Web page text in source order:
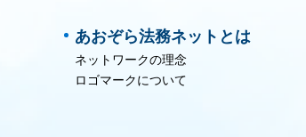
あおぞら法務ネットとは
ネットワークの理念
ロゴマークについて